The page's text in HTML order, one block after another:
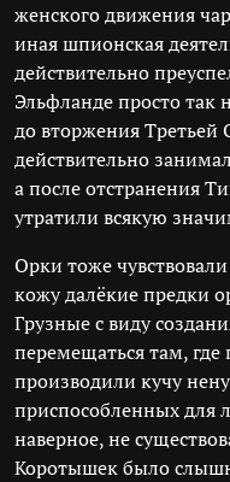
женского движения
иная шпионская
действительно
Эльфланде просто так
до вторжения
действительно
а после отстранения
утратили всякую
Орки тоже
кожу далёкие предки
Грузные с виду
перемещаться там,
производили кучу
приспособленных для
наверное, не
Коротышек было